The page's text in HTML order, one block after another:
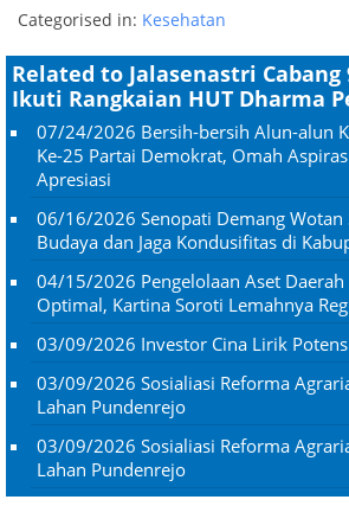
Categorised in: Kesehatan
Related to Jalasenastri Cabang
Ikuti Rangkaian HUT Dharma
07/24/2026 Bersih-bersih Alun-alun
Ke-25 Partai Demokrat, Omah
Apresiasi
06/16/2026 Senopati Demang Wotan
Budaya dan Jaga Kondusifitas di
04/15/2026 Pengelolaan Aset
Optimal, Kartina Soroti Lemahnya
03/09/2026 Investor Cina Lirik
03/09/2026 Sosialiasi Reforma
Lahan Pundenrejo
03/09/2026 Sosialiasi Reforma
Lahan Pundenrejo